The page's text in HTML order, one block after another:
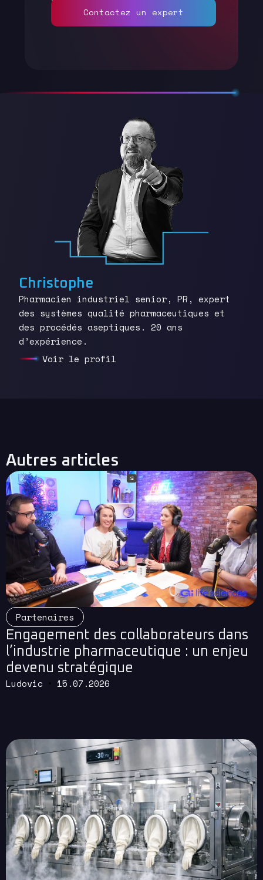
Contactez un expert
Christophe
Pharmacien industriel senior, PR, expert
des systèmes qualité pharmaceutiques et
des procédés aseptiques. 20 ans
d’expérience.
Voir le profil
Autres articles
Partenaires
Engagement des collaborateurs dans
l’industrie pharmaceutique : un enjeu
devenu stratégique
Ludovic 15.07.2026
Read More
Read More